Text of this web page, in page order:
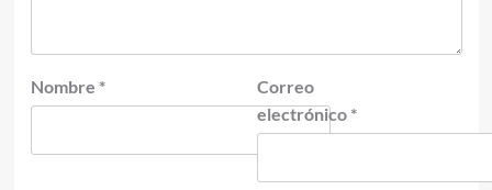
Nombre *
Correo
electrónico *